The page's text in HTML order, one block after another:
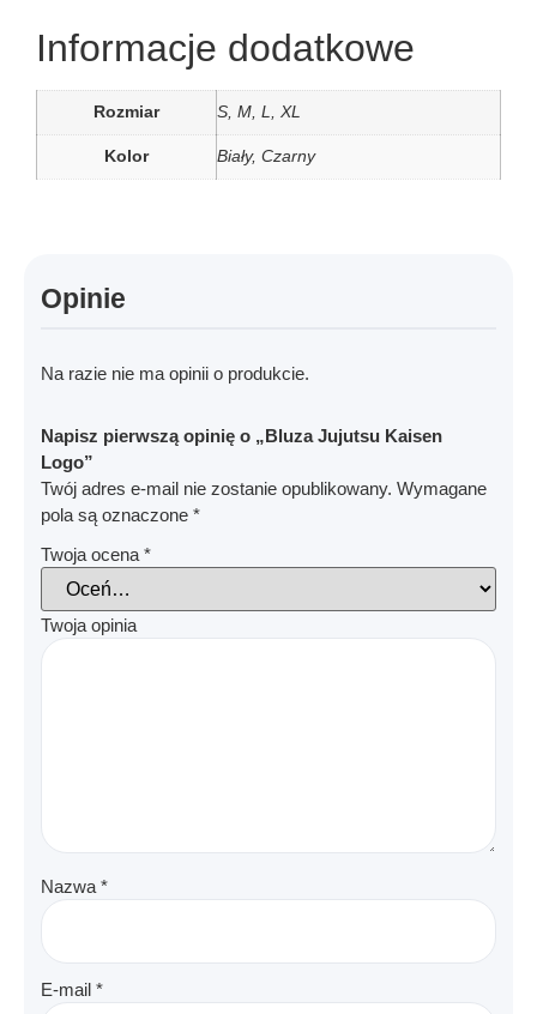
Informacje dodatkowe
Rozmiar S, M, L, XL
Kolor Biały, Czarny
Opinie
Na razie nie ma opinii o produkcie.
Napisz pierwszą opinię o „Bluza Jujutsu Kaisen
Logo”
Twój adres e-mail nie zostanie opublikowany. Wymagane
pola są oznaczone *
Twoja ocena*
Twoja opinia
Nazwa*
E-mail *